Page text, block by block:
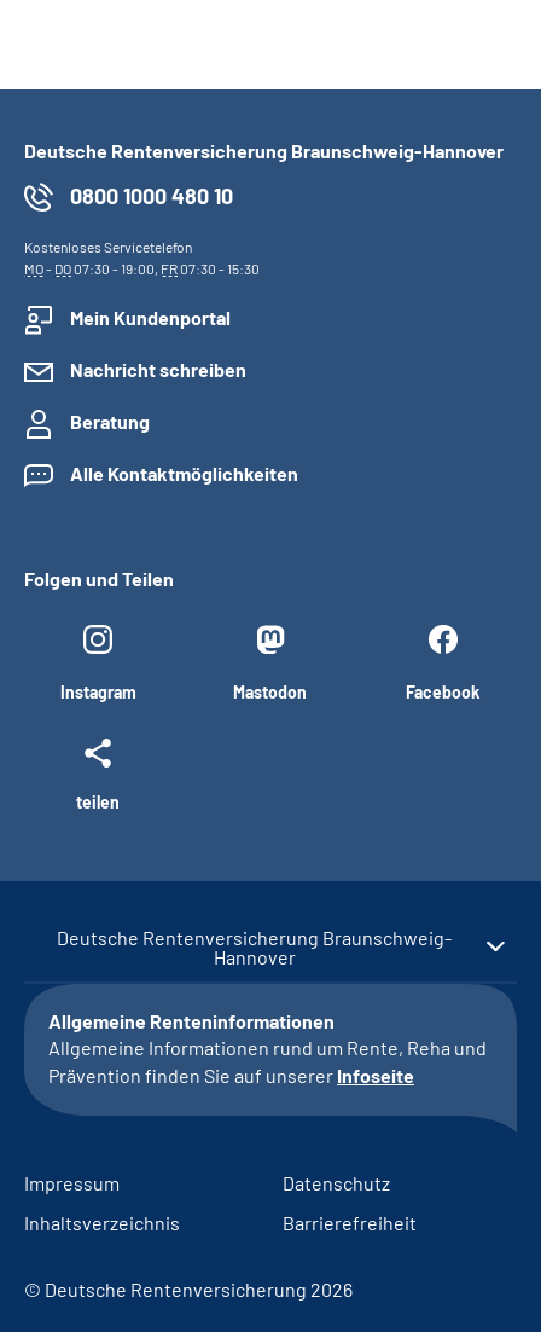
Deutsche Rentenversicherung Braunschweig-Hannover
0800 1000 480 10
Kostenloses Servicetelefon
MO- DO07:30 - 19:00, FR07:30 - 15:30
Mein Kundenportal
Nachricht schreiben
Beratung
Alle Kontaktmöglichkeiten
Folgen und Teilen
Instagram Mastodon Facebook
teilen
Deutsche Rentenversicherung Braunschweig-
Hannover
Allgemeine Renteninformationen
Allgemeine Informationen rund um Rente, Reha und
Prävention finden Sie auf unserer Infoseite
Impressum
Datenschutz
Inhaltsverzeichnis
Barrierefreiheit
© Deutsche Rentenversicherung 2026